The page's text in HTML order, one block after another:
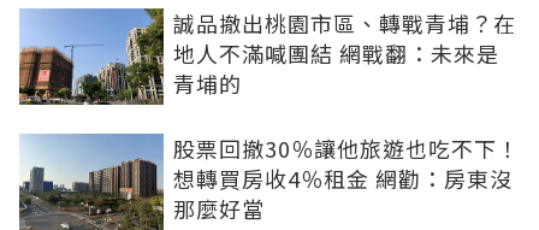
誠品撤出桃園市區、轉戰青埔？在
地人不滿喊團結 網戰翻：未來是
青埔的
股票回撤30％讓他旅遊也吃不下！
想轉買房收4％租金 網勸：房東沒
那麼好當